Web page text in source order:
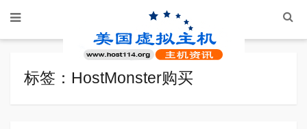
标签：HostMonster购买